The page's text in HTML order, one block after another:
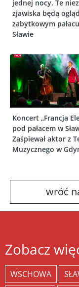
jednej nocy. Te
zjawiska będą
zabytkowym
Sławie
Koncert „Francja
pod pałacem w
Zaśpiewał aktor z
Muzycznego w
wróć
Zobacz
WSCHOWA